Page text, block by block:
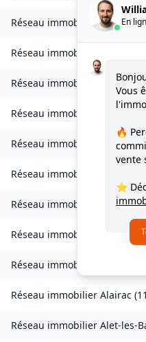
Réseau immobilierValmigère
Réseau immobilier
Réseau immobilier Verdun-
Réseau immobilier
Réseau immobilier Villalier(
Réseau immobilier
Réseau immobilier
Réseau immobilier Villarzel-
Réseau immobilier
Réseau immobilier Alairac (
Réseau immobilier Alet-les-
En
Vous
🔥
vente
⭐